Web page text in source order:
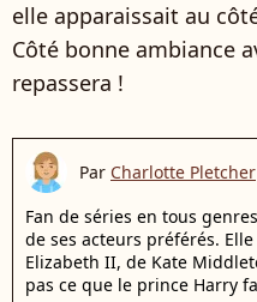
elle apparaissait au
Côté bonne ambiance
repassera !
Par Charlotte Pletcher
Fan de séries en tous
de ses acteurs préférés.
Elizabeth II, de Kate
pas ce que le prince Harry